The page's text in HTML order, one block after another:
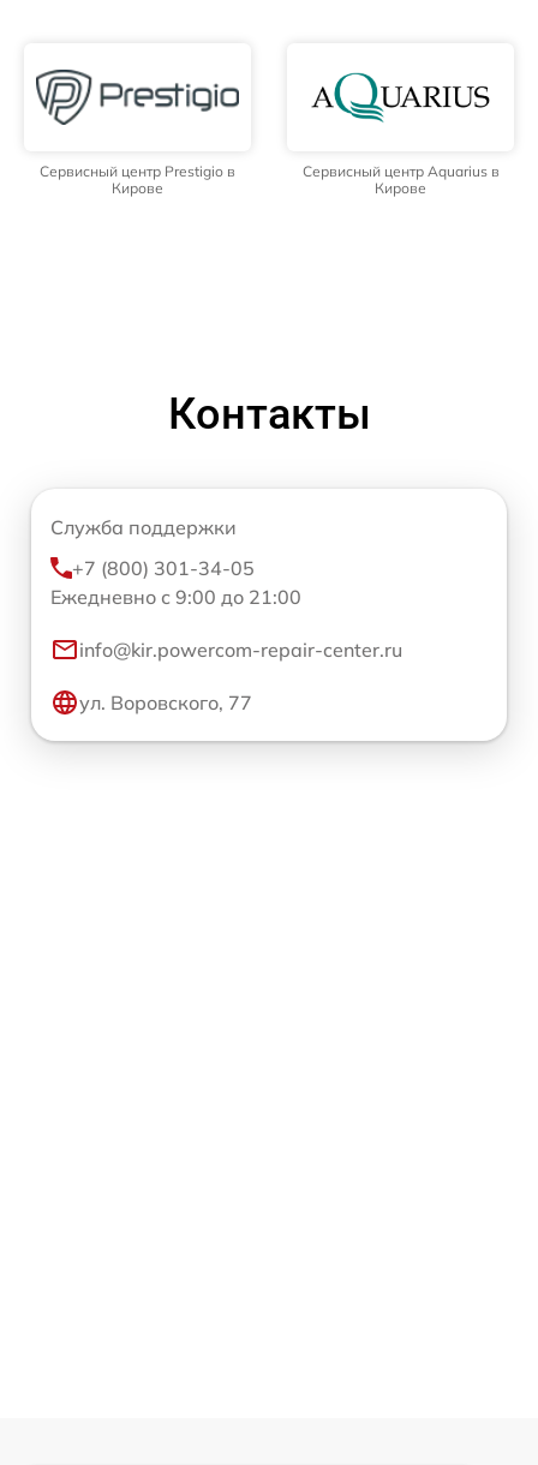
Сервисный центр Prestigio в
Кирове
Сервисный центр Aquarius в
Кирове
Контакты
Служба поддержки
+7 (800) 301-34-05
Ежедневно с 9:00 до 21:00
info@kir.powercom-repair-center.ru
ул. Воровского, 77